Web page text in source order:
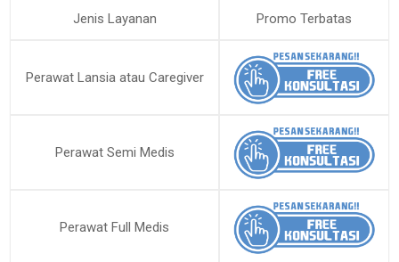
Jenis Layanan Promo Terbatas
Perawat Lansia atau Caregiver
Perawat Semi Medis
Perawat Full Medis